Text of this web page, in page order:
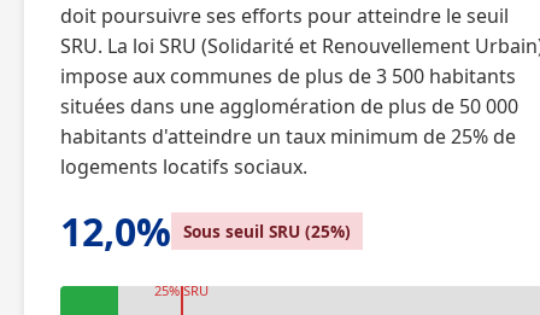
doit poursuivre ses efforts pour atteindre le seuil
SRU. La loi SRU (Solidarité et Renouvellement
impose aux communes de plus de 3 500 habitants
situées dans une agglomération de plus de 50 000
habitants d'atteindre un taux minimum de 25% de
logements locatifs sociaux.
12,0% Sous seuil SRU (25%)
25% SRU